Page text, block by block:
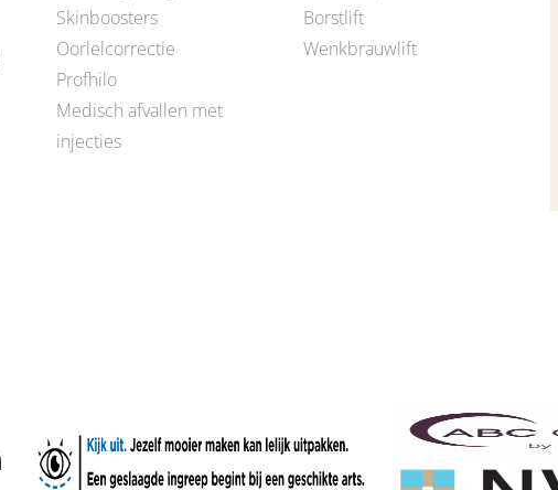
Skinboosters
Oorlelcorrectie
Profhilo
Medisch afvallen met
injecties
Borstlift
Wenkbrauwlift